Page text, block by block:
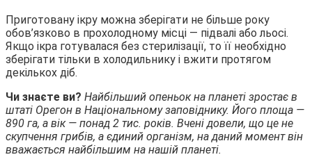
Приготовану ікру можна зберігати не більше року
обов’язково в прохолодному місці — підвалі або льосі.
Якщо ікра готувалася без стерилізації, то її необхідно
зберігати тільки в холодильнику і вжити протягом
декількох діб.
Чи знаєте ви? Найбільший опеньок на планеті зростає в
штаті Орегон в Національному заповіднику. Його площа —
890 га, а вік — понад 2 тис. років. Вчені довели, що це не
скупчення грибів, а єдиний організм, на даний момент він
вважається найбільшим на нашій планеті.